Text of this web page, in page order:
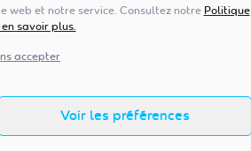
web et notre service. Consultez notre Politique
savoir plus.
accepter
Voir les préférences
Normandie (154)
Manche — 50 (41)
Seine-Maritime — 76 (43)
Calvados — 14 (37)